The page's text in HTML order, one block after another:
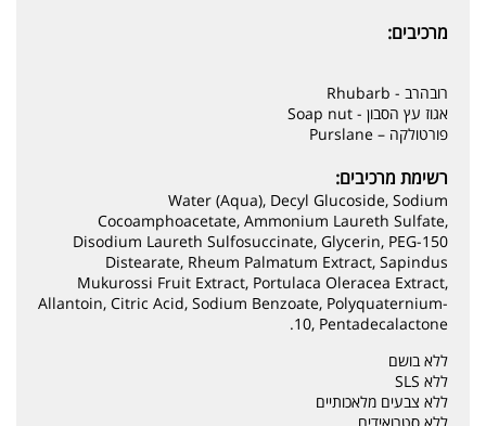
מרכיבים:
רובהרב - Rhubarb
אגוז עץ הסבון - Soap nut
פורטולקה – Purslane
רשימת מרכיבים:
Water (Aqua), Decyl Glucoside, Sodium
Cocoamphoacetate, Ammonium Laureth Sulfate,
Disodium Laureth Sulfosuccinate, Glycerin, PEG-150
Distearate, Rheum Palmatum Extract, Sapindus
Mukurossi Fruit Extract, Portulaca Oleracea Extract,
Allantoin, Citric Acid, Sodium Benzoate, Polyquaternium-
10, Pentadecalactone.
ללא בושם
ללא SLS
ללא צבעים מלאכותיים
ללא סטרואידים